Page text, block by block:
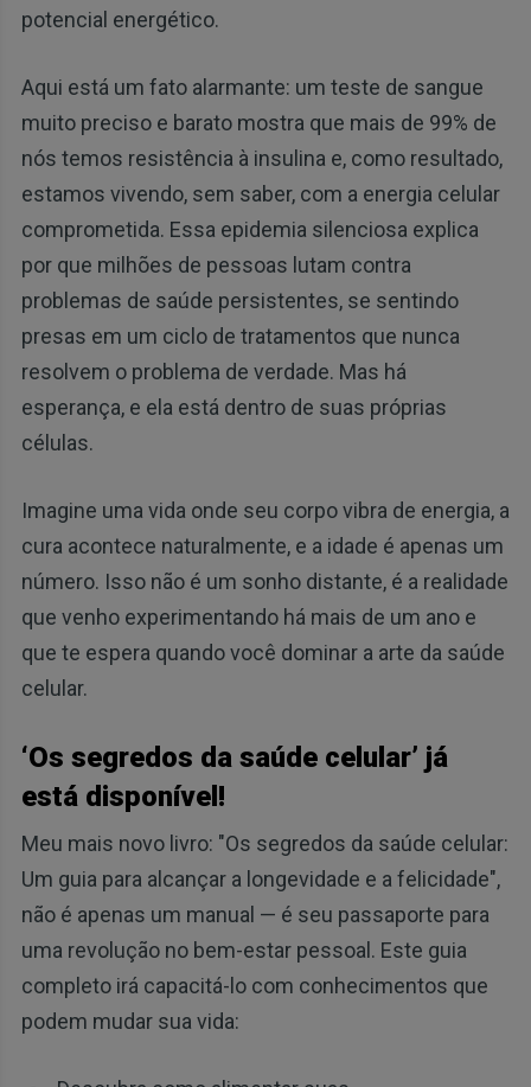
potencial energético.
Aqui está um fato alarmante: um teste de sangue
muito preciso e barato mostra que mais de 99% de
nós temos resistência à insulina e, como resultado,
estamos vivendo, sem saber, com a energia celular
comprometida. Essa epidemia silenciosa explica
por que milhões de pessoas lutam contra
problemas de saúde persistentes, se sentindo
presas em um ciclo de tratamentos que nunca
resolvem o problema de verdade. Mas há
esperança, e ela está dentro de suas próprias
células.
Imagine uma vida onde seu corpo vibra de energia, a
cura acontece naturalmente, e a idade é apenas um
número. Isso não é um sonho distante, é a realidade
que venho experimentando há mais de um ano e
que te espera quando você dominar a arte da saúde
celular.
‘Os segredos da saúde celular’ já
está disponível!
Meu mais novo livro: "Os segredos da saúde celular:
Um guia para alcançar a longevidade e a felicidade",
não é apenas um manual — é seu passaporte para
uma revolução no bem-estar pessoal. Este guia
completo irá capacitá-lo com conhecimentos que
podem mudar sua vida: